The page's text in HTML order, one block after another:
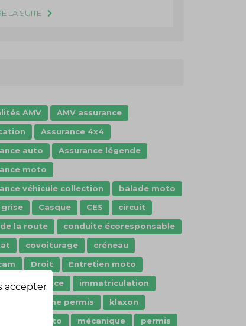
LA SUITE
AMV
AMV assurance
Assurance 4x4
auto
Assurance légende
moto
véhicule collection
balade moto
Casque CES
circuit
la route
conduite écoresponsable
covoiturage
créneau
Droit
Entretien moto
assurance
immatriculation
jeune permis
klaxon
Moto mécanique
permis
accepter